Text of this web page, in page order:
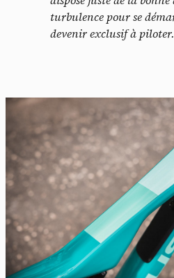
turbulence pour se
devenir exclusif à